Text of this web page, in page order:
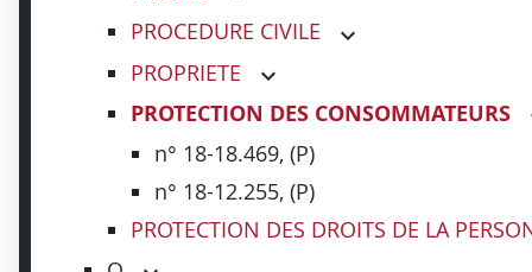
PROCEDURE CIVILE
PROPRIETE
PROTECTION DES CONSOMMATEURS
n° 18-18.469, (P)
n° 18-12.255, (P)
PROTECTION DES DROITS DE LA